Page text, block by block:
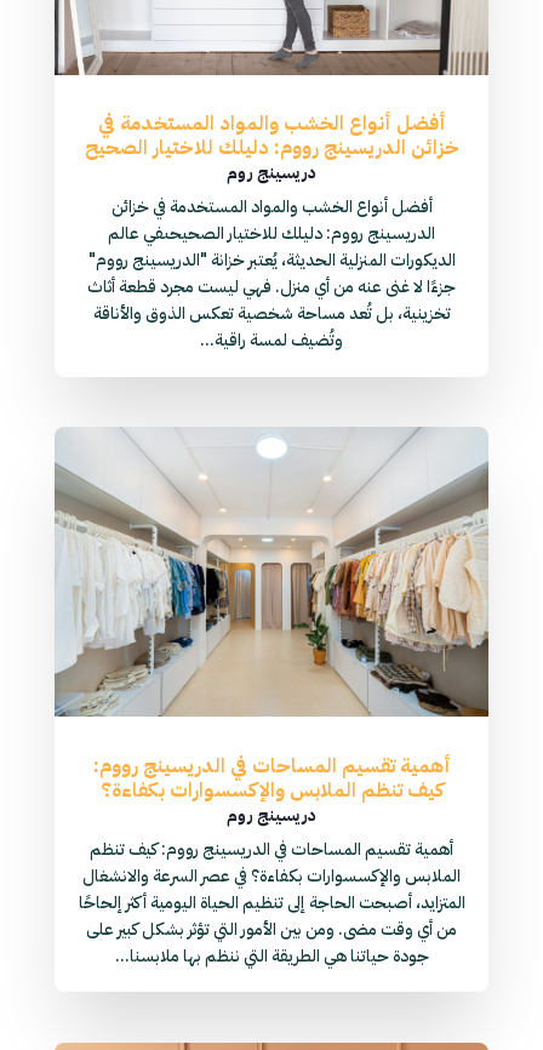
أفضل أنواع الخشب والمواد المستخدمة في
خزائن الدريسينج رووم: دليلك للاختيار الصحيح
دريسينج روم
أفضل أنواع الخشب والمواد المستخدمة في خزائن
الدريسينج رووم: دليلك للاختيار الصحيحىفي عالم
الديكورات المنزلية الحديثة، يُعتبر خزانة "الدريسينج رووم"
جزءًا لا غنى عنه من أي منزل. فهي ليست مجرد قطعة أثاث
تخزينية، بل تُعد مساحة شخصية تعكس الذوق والأناقة
وتُضيف لمسة راقية...
أهمية تقسيم المساحات في الدريسينج رووم:
كيف تنظم الملابس والإكسسوارات بكفاءة؟
دريسينج روم
أهمية تقسيم المساحات في الدريسينج رووم: كيف تنظم
الملابس والإكسسوارات بكفاءة؟ في عصر السرعة والانشغال
المتزايد، أصبحت الحاجة إلى تنظيم الحياة اليومية أكثر إلحاحًا
من أي وقت مضى. ومن بين الأمور التي تؤثر بشكل كبير على
جودة حياتنا هي الطريقة التي ننظم بها ملابسنا...